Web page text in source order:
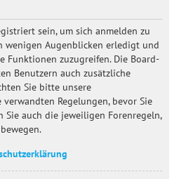
sein, um sich anmelden zu
wenigen Augenblicken erledigt und
Funktionen zuzugreifen. Die Board-
Benutzern auch zusätzliche
Sie bitte unsere
Regelungen, bevor Sie
Sie auch die jeweiligen Forenregeln,